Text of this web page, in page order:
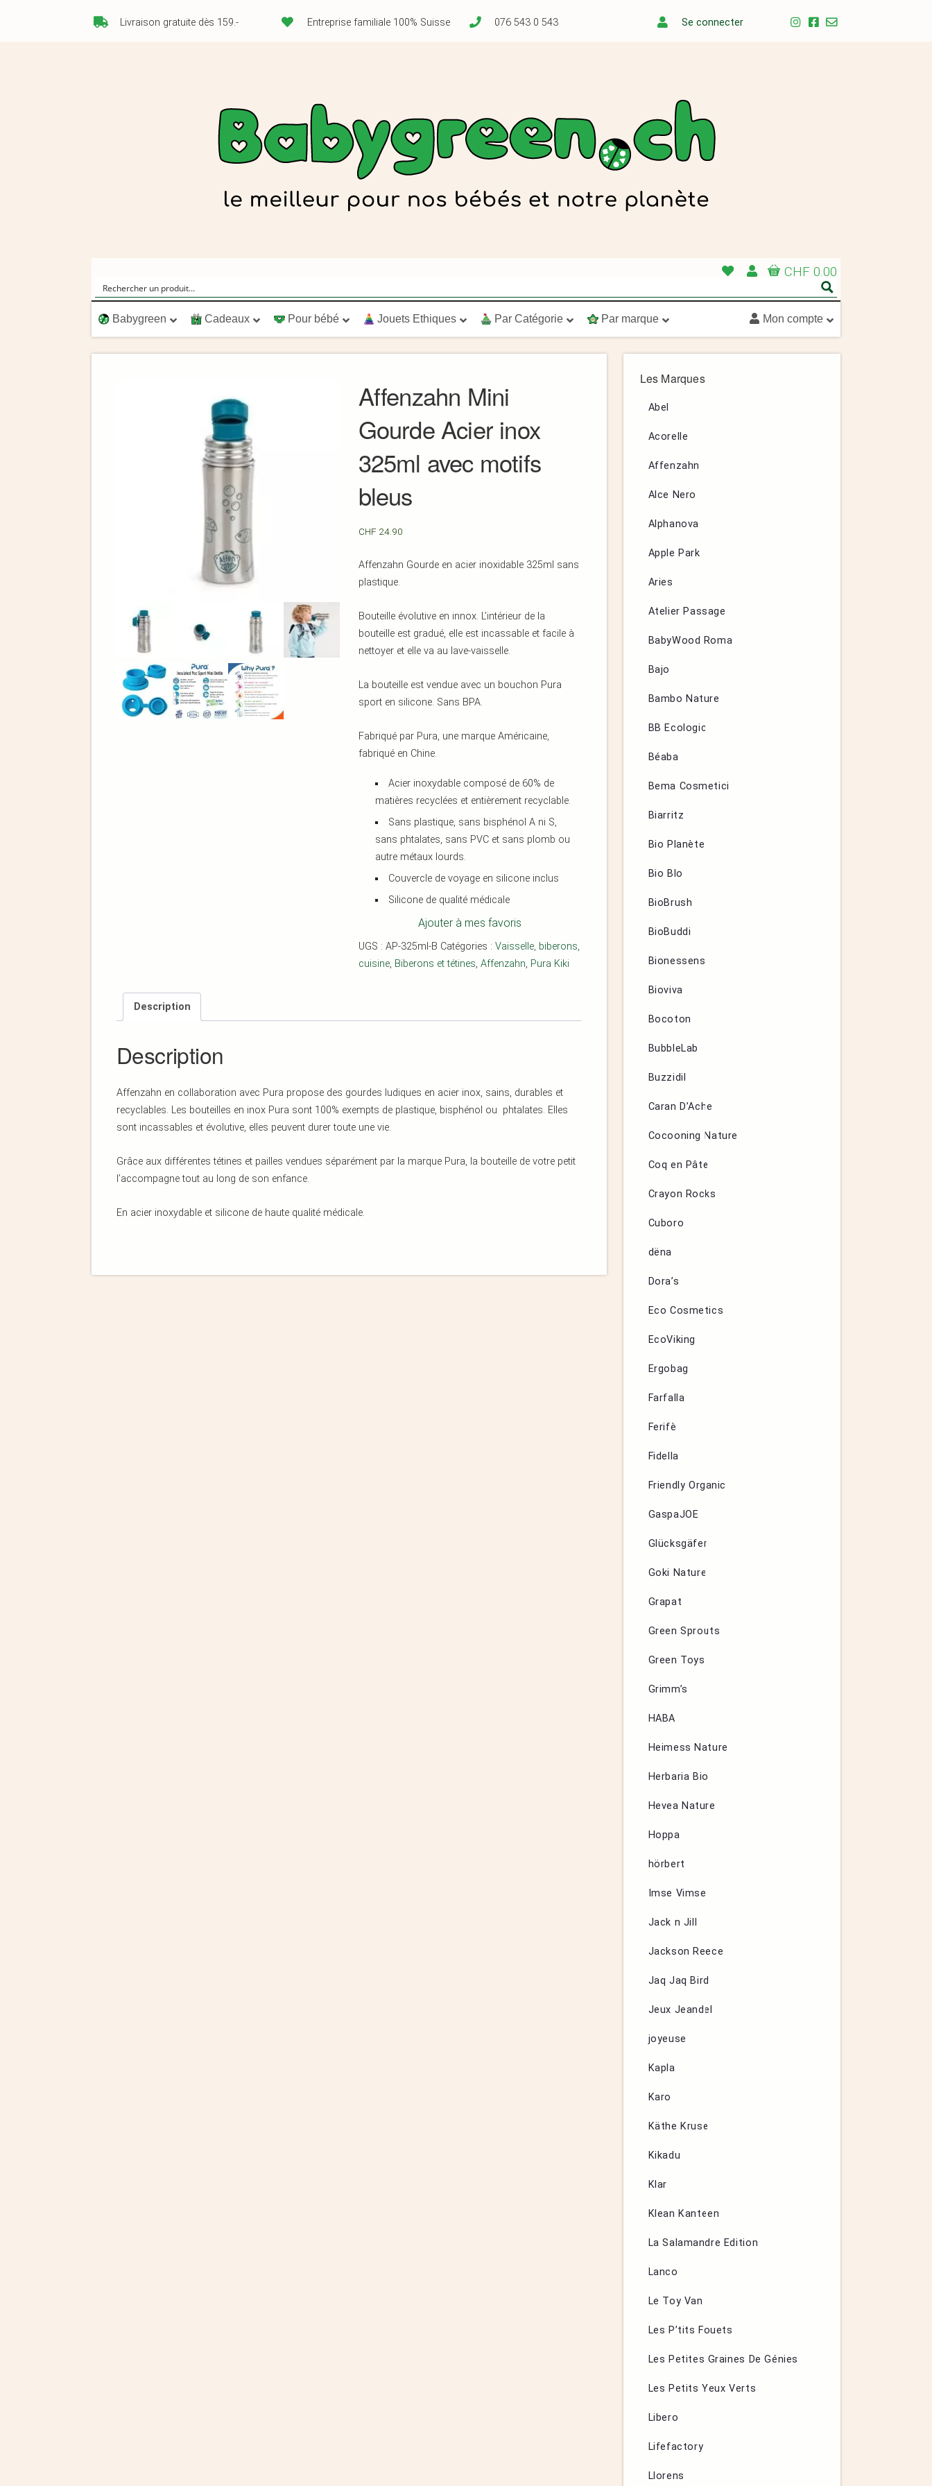
Livraison gratuite dès 159.- Entreprise familiale 100% Suisse 076 543 0 543 Se connecter
CHF 0.00
Babygreen Cadeaux Pour bébé Jouets Ethiques Par Catégorie Par marque Mon compte
Affenzahn Mini
Gourde Acier inox
325ml avec motifs
bleus
CHF 24.90
Affenzahn Gourde en acier inoxidable 325ml sans
plastique.
Bouteille évolutive en innox. L’intérieur de la
bouteille est gradué, elle est incassable et facile à
nettoyer et elle va au lave-vaisselle.
La bouteille est vendue avec un bouchon Pura
sport en silicone. Sans BPA.
Fabriqué par Pura, une marque Américaine,
fabriqué en Chine.
Acier inoxydable composé de 60% de
matières recyclées et entièrement recyclable.
Sans plastique, sans bisphénol A ni S,
sans phtalates, sans PVC et sans plomb ou
autre métaux lourds.
Couvercle de voyage en silicone inclus
Silicone de qualité médicale
Ajouter à mes favoris
UGS : AP-325ml-B Catégories : Vaisselle, biberons,
cuisine, Biberons et tétines, Affenzahn, Pura Kiki
Description
Description
Affenzahn en collaboration avec Pura propose des gourdes ludiques en acier inox, sains, durables et
recyclables. Les bouteilles en inox Pura sont 100% exempts de plastique, bisphénol ou phtalates. Elles
sont incassables et évolutive, elles peuvent durer toute une vie.
Grâce aux différentes tétines et pailles vendues séparément par la marque Pura, la bouteille de votre petit
l’accompagne tout au long de son enfance.
En acier inoxydable et silicone de haute qualité médicale.
Les Marques
Abel
Acorelle
Affenzahn
Alce Nero
Alphanova
Apple Park
Aries
Atelier Passage
BabyWood Roma
Bajo
Bambo Nature
BB Ecologic
Béaba
Bema Cosmetici
Biarritz
Bio Planète
Bio Blo
BioBrush
BioBuddi
Bionessens
Bioviva
Bocoton
BubbleLab
Buzzidil
Caran D’Ache
Cocooning Nature
Coq en Pâte
Crayon Rocks
Cuboro
dëna
Dora’s
Eco Cosmetics
EcoViking
Ergobag
Farfalla
Ferifè
Fidella
Friendly Organic
GaspaJOE
Glücksgäfer
Goki Nature
Grapat
Green Sprouts
Green Toys
Grimm’s
HABA
Heimess Nature
Herbaria Bio
Hevea Nature
Hoppa
hörbert
Imse Vimse
Jack n Jill
Jackson Reece
Jaq Jaq Bird
Jeux Jeandel
joyeuse
Kapla
Karo
Käthe Kruse
Kikadu
Klar
Klean Kanteen
La Salamandre Edition
Lanco
Le Toy Van
Les P’tits Fouets
Les Petites Graines De Génies
Les Petits Yeux Verts
Libero
Lifefactory
Llorens